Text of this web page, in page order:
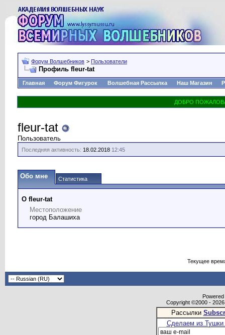
Форум Волшебников > Пользователи
Профиль fleur-tat
Главная Форум Фигурок Волшебная Рассылка Наш Магазин
fleur-tat
Пользователь
Последняя активность: 18.02.2018 12:45
Обо мне Статистика
О fleur-tat
Местоположение
город Балашиха
Текущее
Copyright ©2000 -
Рассылки
Сделаем из Тушки